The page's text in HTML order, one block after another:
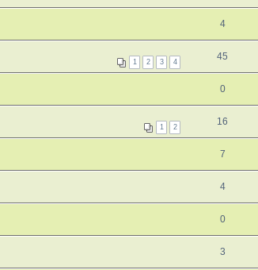
4
1 2 3 4 45
0
1 2 16
7
4
0
3